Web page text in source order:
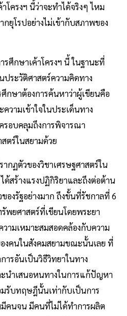
โครงฯ นี้ว่าจะทำได้จริงๆ ไหม
ยุโรปอย่างไม่เข้ากับสภาพของ
ศึกษาเค้าโครงฯ นี้ ในฐานะที่
ระวัติศาสตร์ความคิดทาง
ศึกษาต้องการค้นหาว่าผู้เขียนคือ
วามเข้าใจในประเด็นทาง
รอบคลุมถึงการพิจารณา
ตร์ในสยามด้วย
กฏตัวของวิชาเศรษฐศาสตร์ใน
ด้สร้างแรงปฏิกิริยาและถึงต่อต้าน
งรัฐอย่างมาก ถึงขั้นที่รัชกาลที่ 6
พยศาสตร์ที่เขียนโดยพระยา
ามเหมาะสมสอดคล้องกับความ
งคนในสังคมสยามขณะนั้นเลย ที่
รอันเป็นวิธีวิทยาในทาง
ะนำเสนอหนทางในการแก้ปัญหา
มรับทฤษฎีนั้นเท่ากับเป็นการ
คนจน มีคนที่ไม่ได้ทำการผลิต